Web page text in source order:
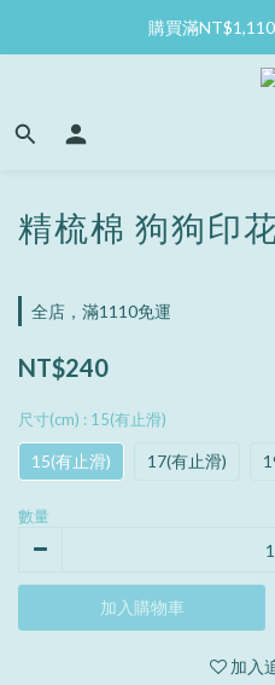
購買滿
精梳棉 狗狗印
全店，滿1110免運
NT$240
尺寸(cm) : 15(有止滑)
15(有止滑) 17(有止滑)
數量
加入購物車
加入